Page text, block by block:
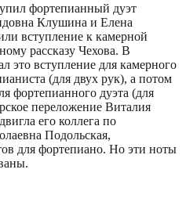
фортепианный дуэт
Клушина и Елена
вступление к камерной
рассказу Чехова. В
это вступление для камерного
(для двух рук), а потом
фортепианного дуэта (для
переложение Виталия
его коллега по
Подольская,
для фортепиано. Но эти ноты